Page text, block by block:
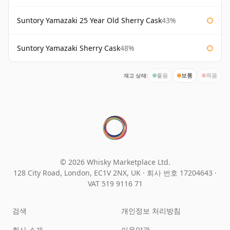
Suntory Yamazaki 25 Year Old Sherry Cask43%
Suntory Yamazaki Sherry Cask48%
재고 상태: 좋음 보통 적음
© 2026 Whisky Marketplace Ltd.
128 City Road, London, EC1V 2NX, UK · 회사 번호 17204643 ·
VAT 519 9116 71
검색
개인정보 처리방침